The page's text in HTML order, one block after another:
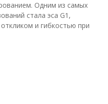
Одним из самых
стала эса G1,
и гибкостью при